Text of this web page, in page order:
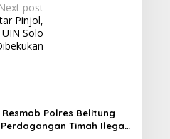
Next post
Pinjol,
Solo
Polres Belitung
Timah Ilegal